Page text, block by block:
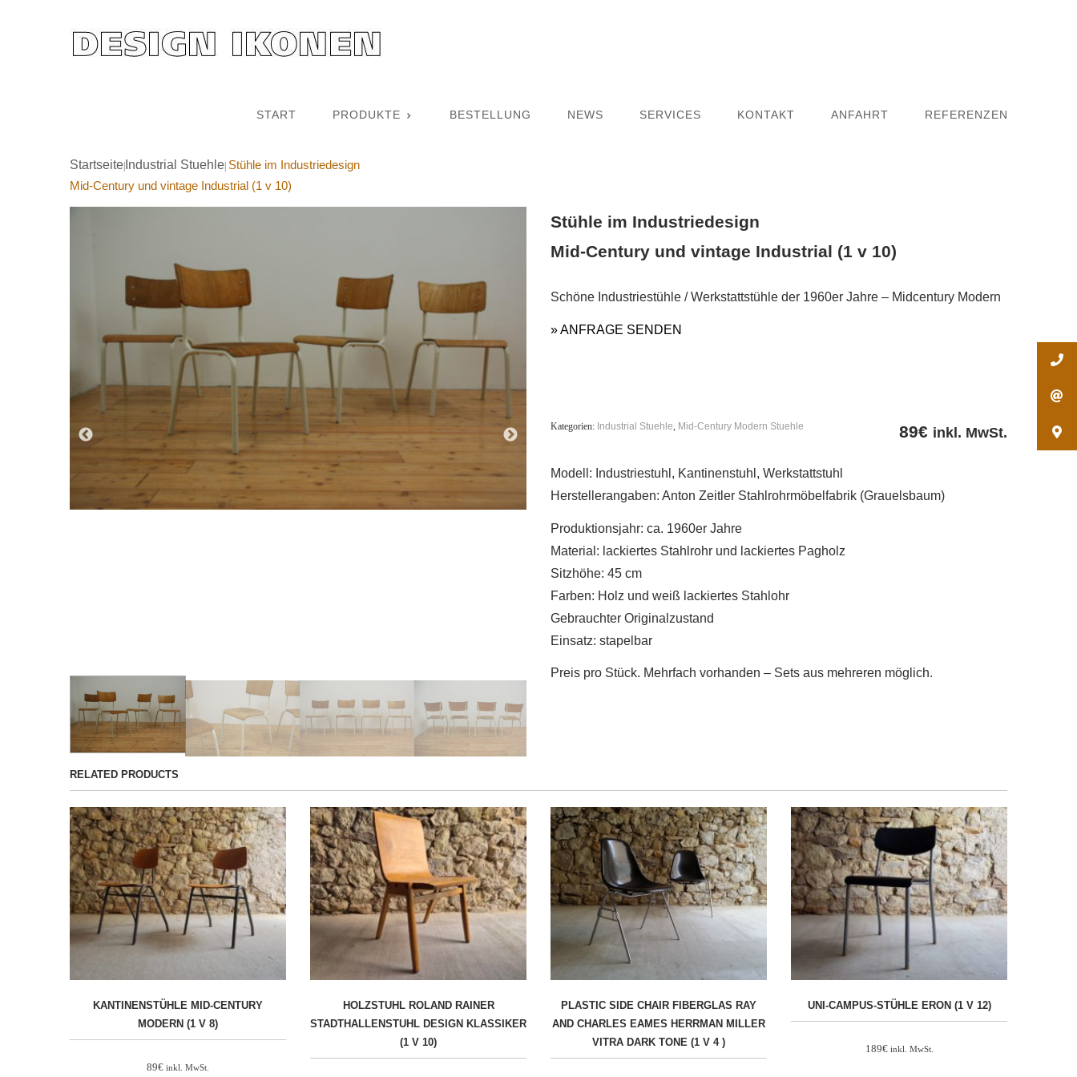
START PRODUKTE BESTELLUNG NEWS SERVICES KONTAKT ANFAHRT REFERENZEN
Startseite Industrial Stuehle Stühle im Industriedesign
Mid-Century und vintage Industrial (1 v 10)
Stühle im Industriedesign
Mid-Century und vintage Industrial (1 v 10)
Schöne Industriestühle / Werkstattstühle der 1960er Jahre – Midcentury Modern
» ANFRAGE SENDEN
89€ inkl. MwSt.
Kategorien: Industrial Stuehle, Mid-Century Modern Stuehle
Modell: Industriestuhl, Kantinenstuhl, Werkstattstuhl
Herstellerangaben: Anton Zeitler Stahlrohrmöbelfabrik (Grauelsbaum)
Produktionsjahr: ca. 1960er Jahre
Material: lackiertes Stahlrohr und lackiertes Pagholz
Sitzhöhe: 45 cm
Farben: Holz und weiß lackiertes Stahlohr
Gebrauchter Originalzustand
Einsatz: stapelbar
Preis pro Stück. Mehrfach vorhanden – Sets aus mehreren möglich.
RELATED PRODUCTS
KANTINENSTÜHLE MID-CENTURY
MODERN (1 V 8)
89€ inkl. MwSt.
HOLZSTUHL ROLAND RAINER
STADTHALLENSTUHL DESIGN KLASSIKER
(1 V 10)
PLASTIC SIDE CHAIR FIBERGLAS RAY
AND CHARLES EAMES HERRMAN MILLER
VITRA DARK TONE (1 V 4 )
UNI-CAMPUS-STÜHLE ERON (1 V 12)
189€ inkl. MwSt.